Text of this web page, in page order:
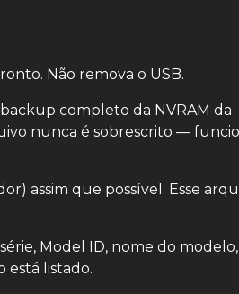
Não remova o USB.
completo da NVRAM da
nunca é sobrescrito —
assim que possível. Esse
Model ID, nome do modelo,
está listado.